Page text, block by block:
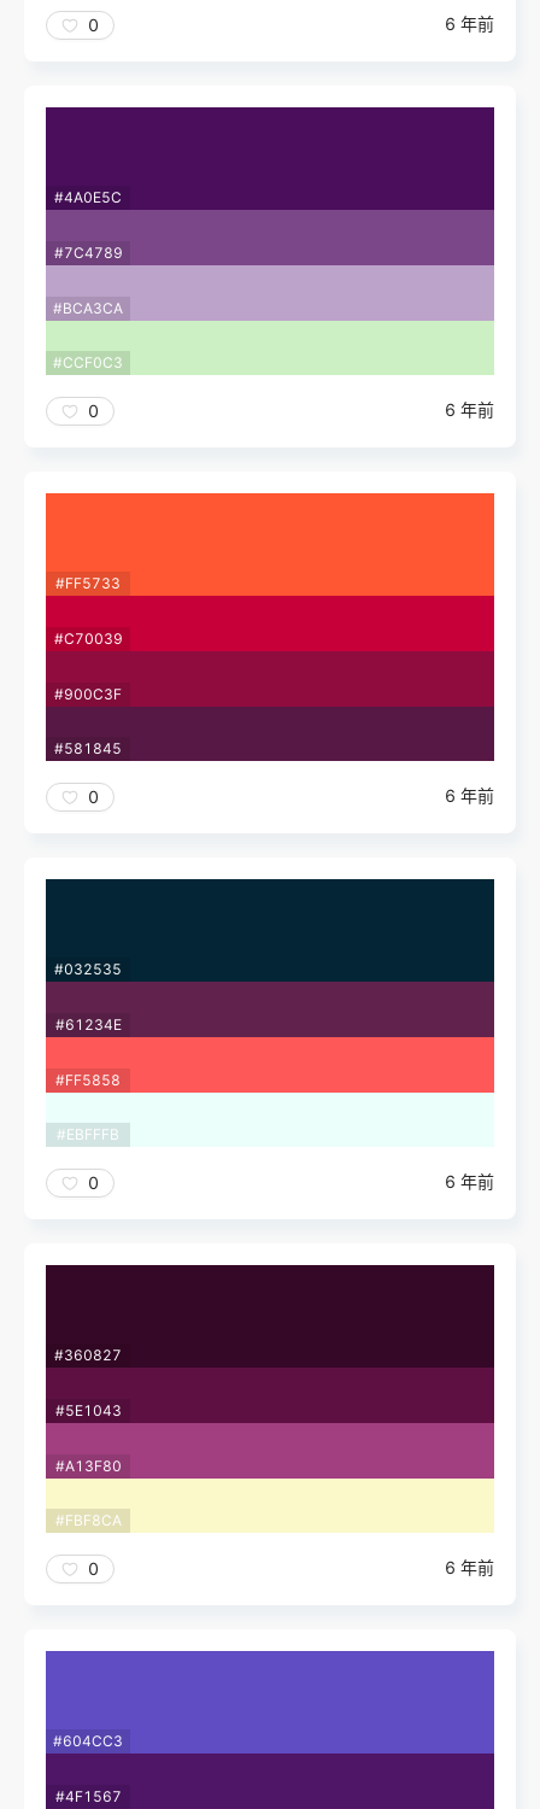
0 6 年前
#4A0E5C
#7C4789
#BCA3CA
#CCF0C3
0 6 年前
#FF5733
#C70039
#900C3F
#581845
0 6 年前
#032535
#61234E
#FF5858
#EBFFFB
0 6 年前
#360827
#5E1043
#A13F80
#FBF8CA
0 6 年前
#604CC3
#4F1567